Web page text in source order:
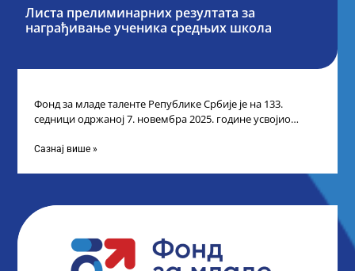
Листа прелиминарних резултата за
награђивање ученика средњих школа
Фонд за младе таленте Републике Србије је на 133.
седници одржаној 7. новембра 2025. године усвојио
Сазнај више »